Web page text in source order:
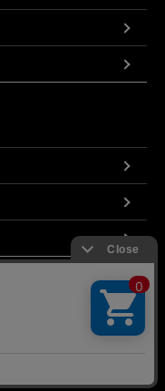
に努め
いただ
が可能
承諾する